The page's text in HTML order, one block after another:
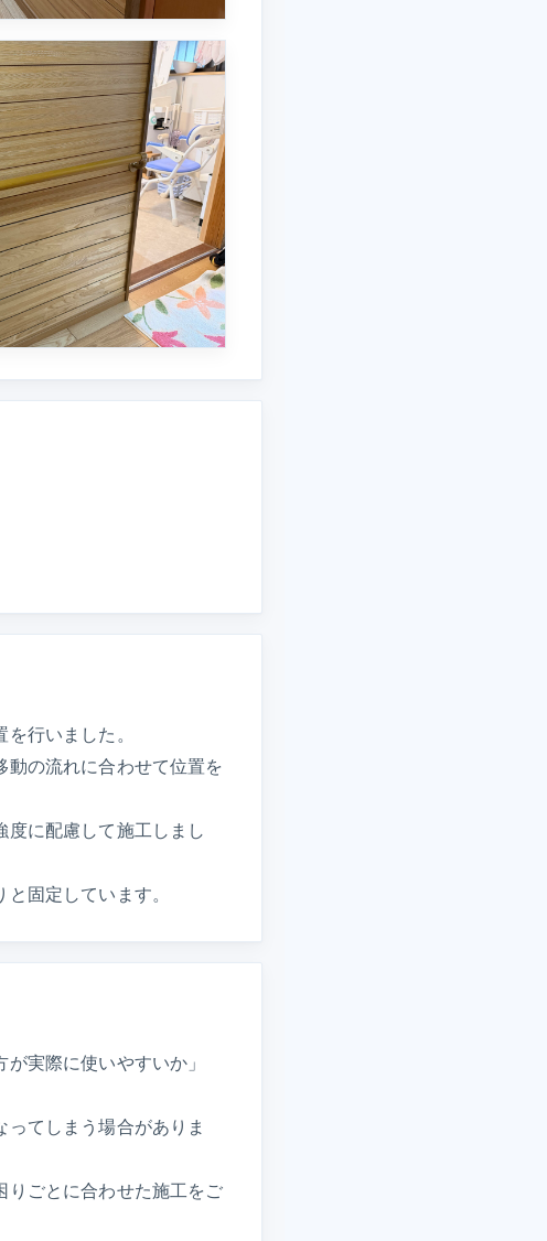
行いました。
動の流れに合わせて位置を
に配慮して施工しまし
固定しています。
実際に使いやすいか」
てしまう場合がありま
りごとに合わせた施工をご